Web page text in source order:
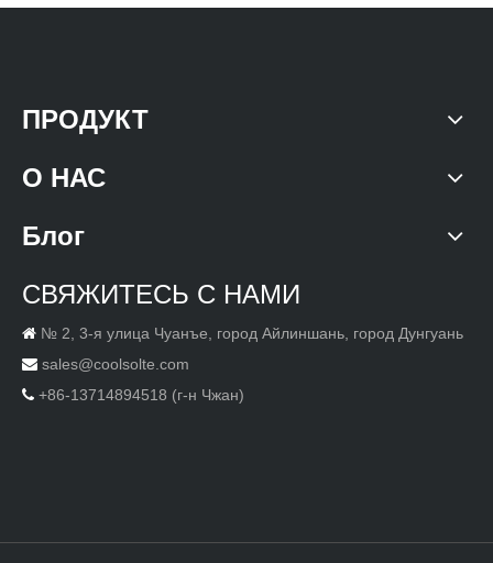
ПРОДУКТ
О НАС
Блог
СВЯЖИТЕСЬ С НАМИ
 № 2, 3-я улица Чуанъе, город Айлиншань, город Дунгуань
 sales@coolsolte.com
 +86-13714894518 (г-н Чжан)